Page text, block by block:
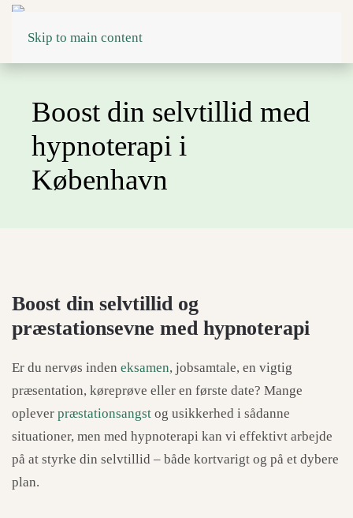
Skip to main content
Boost din selvtillid med
hypnoterapi i
København
Boost din selvtillid og
præstationsevne med hypnoterapi
Er du nervøs inden eksamen, jobsamtale, en vigtig
præsentation, køreprøve eller en første date? Mange
oplever præstationsangst og usikkerhed i sådanne
situationer, men med hypnoterapi kan vi effektivt arbejde
på at styrke din selvtillid – både kortvarigt og på et dybere
plan.